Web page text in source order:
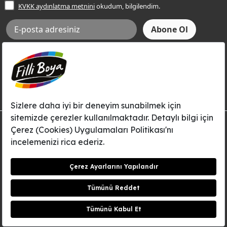
Bilgi Toplumu Hizmetleri
İnternet Sitesi Kullanım Koşulları
KVKK Talep Formu
KVKK Aydınlatma Metni
KVKK aydınlatma metniniokudum, bilgilendim.
Aksi tarafımca bildirilene dek, Betek Boya ve Kimya Sanayi A.Ş.'nin
Filli Boya dahil tüm markaları ile ilgili kampanya, duyuru, hizmetler ve
tanıtım faaliyetleri vb. ile ilgili olarak e-posta yoluyla şahsıma
© Filli Boya 2026. Tüm Hakları Saklıdır.